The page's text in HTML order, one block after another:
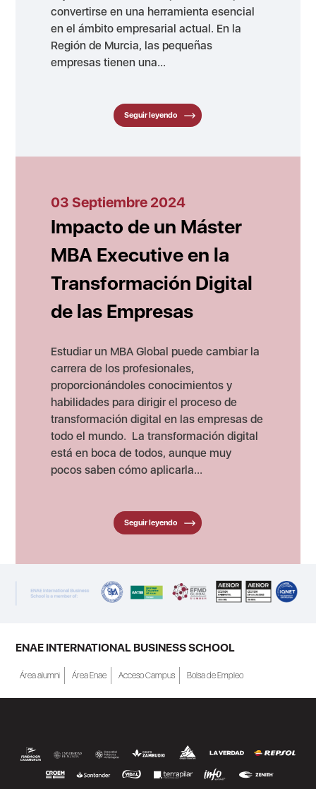
convertirse en una herramienta esencial
en el ámbito empresarial actual. En la
Región de Murcia, las pequeñas
empresas tienen una...
Seguir leyendo
03 Septiembre 2024
Impacto de un Máster
MBA Executive en la
Transformación Digital
de las Empresas
Estudiar un MBA Global puede cambiar la
carrera de los profesionales,
proporcionándoles conocimientos y
habilidades para dirigir el proceso de
transformación digital en las empresas de
todo el mundo. La transformación digital
está en boca de todos, aunque muy
pocos saben cómo aplicarla...
Seguir leyendo
ENAE INTERNATIONAL BUSINESS SCHOOL
Área alumni Área Enae Acceso Campus Bolsa de Empleo